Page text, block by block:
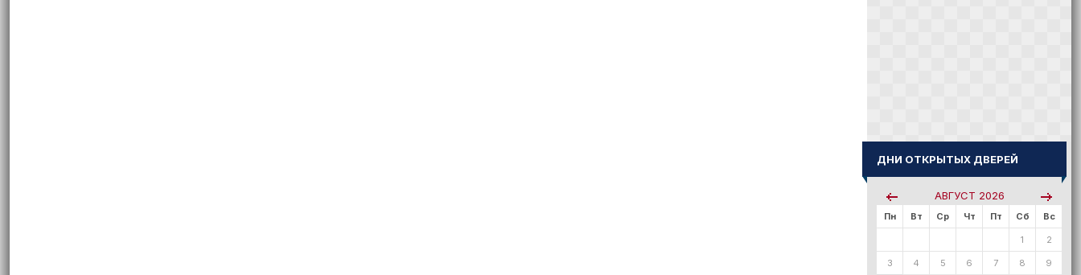
ДНИ ОТКРЫТЫХ ДВЕРЕЙ
АВГУСТ 2026
Пн Вт Ср Чт Пт Сб Вс
1 2
3 4 5 6 7 8 9